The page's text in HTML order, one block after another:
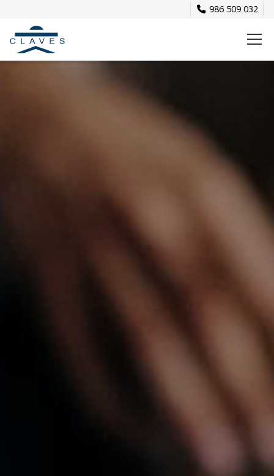
986 509 032